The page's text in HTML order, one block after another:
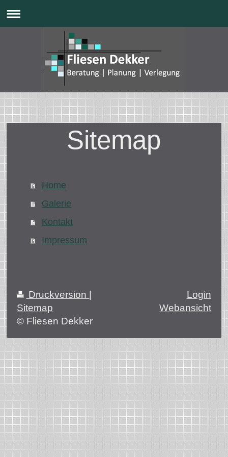
Fliesen Dekker
Sitemap
Home
Galerie
Kontakt
Impressum
Druckversion
Sitemap
© Fliesen Dekker
Login
Webansicht